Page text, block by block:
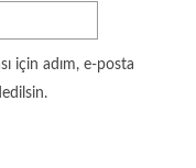
için adım, e-posta